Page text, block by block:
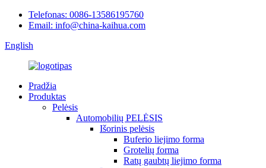
Telefonas: 0086-13586195760
Email: info@china-kaihua.com
English
Pradžia
Produktas
Pelėsis
Automobilių PELĖSIS
Išorinis pelėsis
Buferio liejimo forma
Grotelių forma
Ratų gaubtų liejimo forma